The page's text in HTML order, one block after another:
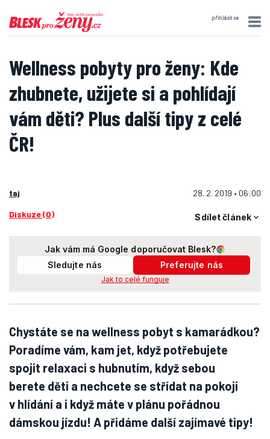
přihlásit se
Wellness pobyty pro ženy: Kde
zhubnete, užijete si a pohlídají
vám děti? Plus další tipy z celé
ČR!
taj 28. 2. 2019 • 06:00
Diskuze (0) Sdílet článek
Jak vám má Google doporučovat Blesk?
Sledujte nás
Preferujte nás
Jak to celé funguje
Chystáte se na wellness pobyt s kamarádkou?
Poradíme vám, kam jet, když potřebujete
spojit relaxaci s hubnutím, když sebou
berete děti a nechcete se střídat na pokoji
v hlídání a i když máte v plánu pořádnou
dámskou jízdu! A přidáme další zajímavé tipy!